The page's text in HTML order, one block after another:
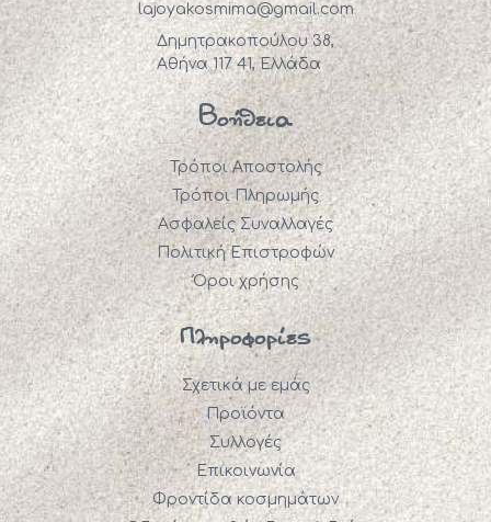
lajoyakosmima@gmail.com
Δημητρακοπούλου 38,
Αθήνα 117 41, Ελλάδα
Βοήθεια
Τρόποι Αποστολής
Τρόποι Πληρωμής
Ασφαλείς Συναλλαγές
Πολιτική Επιστροφών
Όροι χρήσης
Πληροφορίες
Σχετικά με εμάς
Προϊόντα
Συλλογές
Επικοινωνία
Φροντίδα κοσμημάτων